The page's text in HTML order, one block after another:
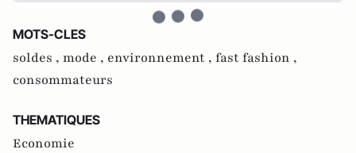
MOTS-CLES
soldes , mode , environnement , fast fashion ,
consommateurs
THEMATIQUES
Economie